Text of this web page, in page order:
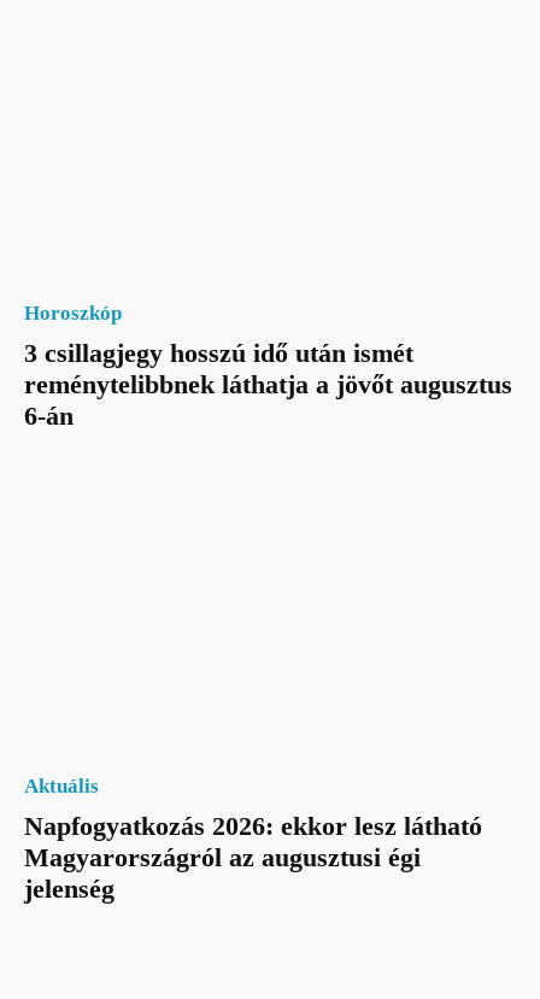
Horoszkóp
3 csillagjegy hosszú idő után ismét
reménytelibbnek láthatja a jövőt augusztus
6-án
Aktuális
Napfogyatkozás 2026: ekkor lesz látható
Magyarországról az augusztusi égi
jelenség